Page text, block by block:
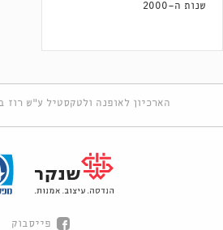
שנות ה-2000
הארכיון לאופנה ולטקסטיל ע"ש רוז
פייסבוק